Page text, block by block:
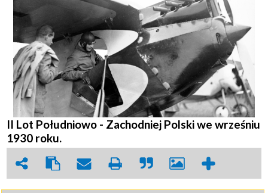
II Lot Południowo - Zachodniej Polski we wrześniu
1930 roku.